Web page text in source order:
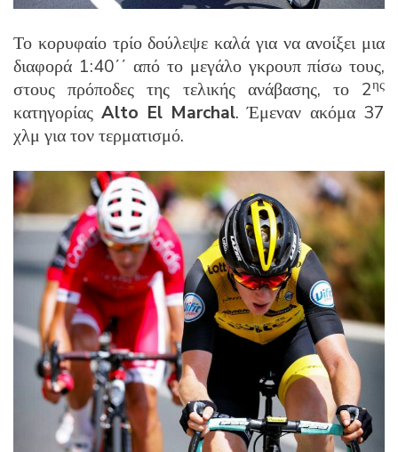
Το κορυφαίο τρίο δούλεψε καλά για να ανοίξει μια
διαφορά 1:40΄΄ από το μεγάλο γκρουπ πίσω τους,
στους πρόποδες της τελικής ανάβασης, το 2ης
κατηγορίας Alto El Marchal. Έμεναν ακόμα 37
χλμ για τον τερματισμό.